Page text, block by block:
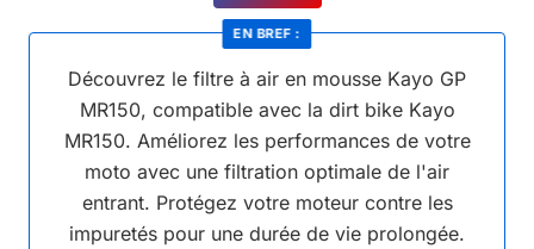
Découvrez le filtre à air en mousse Kayo GP
MR150, compatible avec la dirt bike Kayo
MR150. Améliorez les performances de votre
moto avec une filtration optimale de l'air
entrant. Protégez votre moteur contre les
impuretés pour une durée de vie prolongée.
EN BREF :